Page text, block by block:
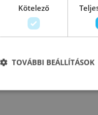
Kosárba
-
Rendelésre
Kötelező
TOVÁBBI BEÁLLÍTÁSOK